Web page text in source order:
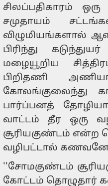
சிலப்பதிகாரம்
சமுதாயம்
விழுமியங்களால்
பிரிந்து
மழையூறிய
பிறிதணி
கோலங்குலைந்து
பார்ப்பனத்
வாட்டம் தீர ஒரு
சூரியகுண்டம்
வழிபட்டால்
''சோமகுண்டம்
கோட்டம் தொழுதார்